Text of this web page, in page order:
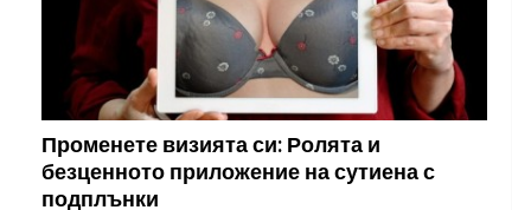
Променете визията си: Ролята и
безценното приложение на сутиена с
подплънки